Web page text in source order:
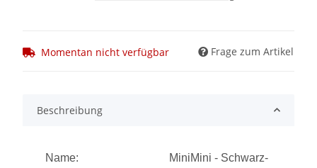
Momentan nicht verfügbar Frage zum Artikel
Beschreibung
Name:
MiniMini - Schwarz-